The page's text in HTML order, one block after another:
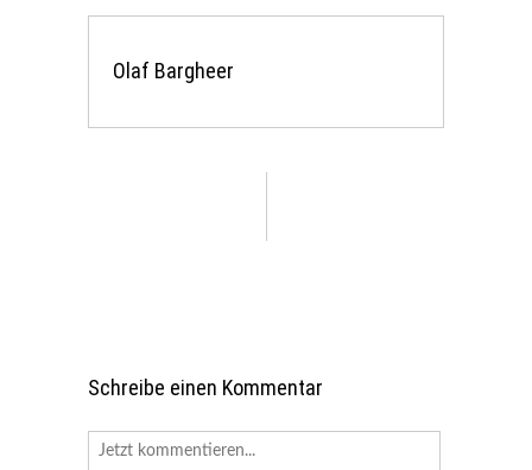
Olaf Bargheer
Schreibe einen Kommentar